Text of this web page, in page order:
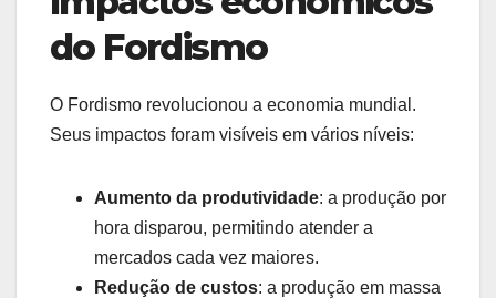
do Fordismo
O Fordismo revolucionou a economia mundial.
Seus impactos foram visíveis em vários níveis:
Aumento da produtividade: a produção por
hora disparou, permitindo atender a
mercados cada vez maiores.
Redução de custos: a produção em massa